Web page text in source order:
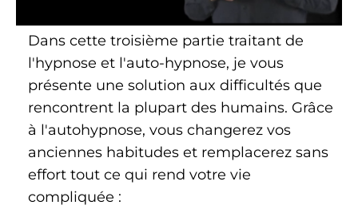
Dans cette troisième partie traitant de
l'hypnose et l'auto-hypnose, je vous
présente une solution aux difficultés que
rencontrent la plupart des humains. Grâce
à l'autohypnose, vous changerez vos
anciennes habitudes et remplacerez sans
effort tout ce qui rend votre vie
compliquée :